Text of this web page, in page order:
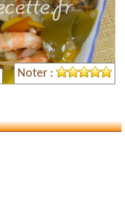
Noter :